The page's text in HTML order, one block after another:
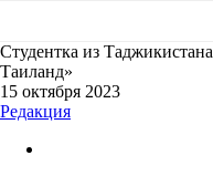
Студентка из
Таиланд»
15 октября 2023
Редакция